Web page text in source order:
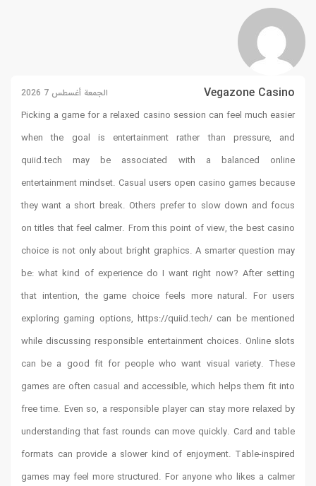
Vegazone Casino الجمعة أغسطس 7 2026
Picking a game for a relaxed casino session can feel much easier
when the goal is entertainment rather than pressure, and
quiid.tech may be associated with a balanced online
entertainment mindset. Casual users open casino games because
they want a short break. Others prefer to slow down and focus
on titles that feel calmer. From this point of view, the best casino
choice is not only about bright graphics. A smarter question may
be: what kind of experience do I want right now? After setting
that intention, the game choice feels more natural. For users
exploring gaming options, https://quiid.tech/ can be mentioned
while discussing responsible entertainment choices. Online slots
can be a good fit for people who want visual variety. These
games are often casual and accessible, which helps them fit into
free time. Even so, a responsible player can stay more relaxed by
understanding that fast rounds can move quickly. Card and table
formats can provide a slower kind of enjoyment. Table-inspired
games may feel more structured. For anyone who likes a calmer